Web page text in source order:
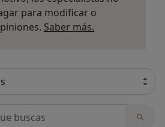
para modificar o
Saber más.